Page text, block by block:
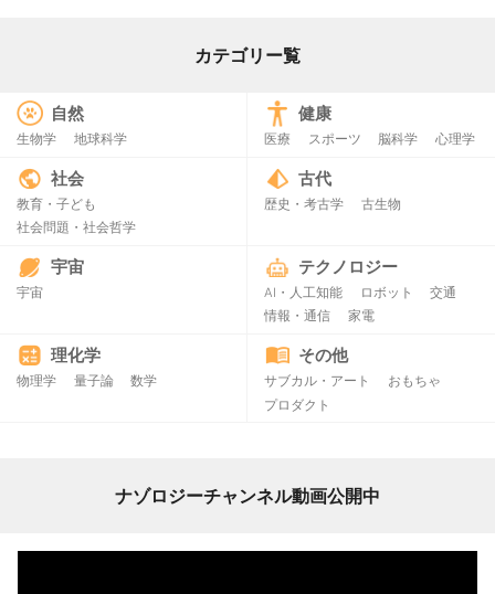
カテゴリー覧
自然
生物学 地球科学
健康
医療 スポーツ 脳科学 心理学
社会
教育・子ども
社会問題・社会哲学
古代
歴史・考古学 古生物
宇宙
宇宙
テクノロジー
AI・人工知能 ロボット
交通
情報・通信
家電
理化学
物理学 量子論 数学
その他
サブカル・アート
おもちゃ
プロダクト
ナゾロジーチャンネル動画公開中